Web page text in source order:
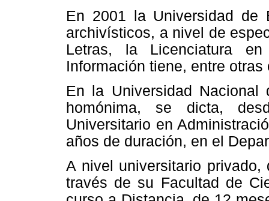
En 2001 la Universidad de
archivísticos, a nivel de
Letras, la Licenciatura
Información tiene, entre
En la Universidad
homónima, se dicta,
Universitario en
años de duración, en el
A nivel universitario privado,
través de su Facultad de